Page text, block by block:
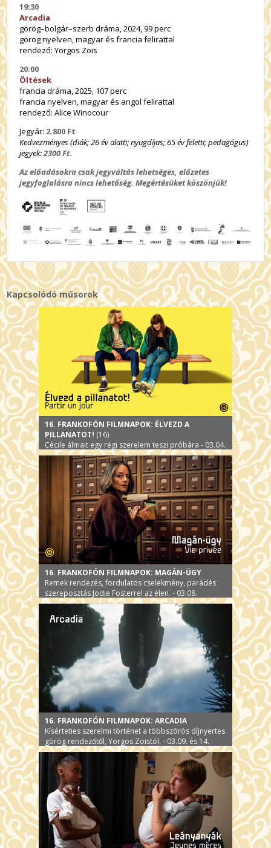
19:30
Arcadia
görög–bolgár–szerb dráma, 2024, 99 perc
görög nyelven, magyar és francia felirattal
rendező: Yorgos Zois
20:00
Öltések
francia dráma, 2025, 107 perc
francia nyelven, magyar és angol felirattal
rendező: Alice Winocour
Jegyár: 2.800 Ft
Kedvezményes (diák; 26 év alatti; nyugdíjas; 65 év feletti; pedagógus)
jegyek:2300 Ft.
Az előadásokra csak jegyváltás lehetséges, előzetes
jegyfoglalásra nincs lehetőség. Megértésüket köszönjük!
Kapcsolódó műsorok
16. FRANKOFÓN FILMNAPOK: ÉLVEZD A
PILLANATOT! (16)
Cécile álmait egy régi szerelem teszi próbára - 03.04.
16. FRANKOFÓN FILMNAPOK: MAGÁN-ÜGY
Remek rendezés, fordulatos cselekmény, parádés
szereposztás Jodie Fosterrel az élen. - 03.08.
16. FRANKOFÓN FILMNAPOK: ARCADIA
Kísérteties szerelmi történet a többszörös díjnyertes
görög rendezőtől, Yorgos Zoistól. - 03.09. és 14.